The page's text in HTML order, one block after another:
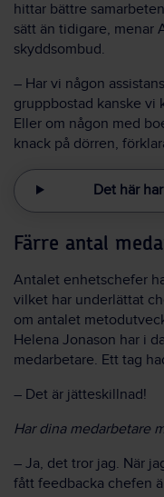
hittar bättre
sätt än tidigare, menar
skyddsombud.
– Har vi någon
gruppbostad kanske vi
Eller om någon med
knack på dörren,
Det här
Färre antal
Antalet enhetschefer
vilket har underlättat
om antalet
Helena Jonason har i
medarbetare. Ett tag
– Det är jätteskillnad!
Har dina medarbetare
– Ja, det tror jag. När
fått feedbacka chefen